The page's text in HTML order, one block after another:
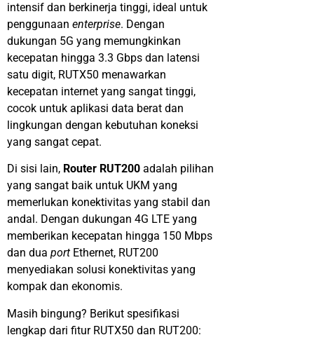
intensif dan berkinerja tinggi, ideal untuk
penggunaan enterprise. Dengan
dukungan 5G yang memungkinkan
kecepatan hingga 3.3 Gbps dan latensi
satu digit, RUTX50 menawarkan
kecepatan internet yang sangat tinggi,
cocok untuk aplikasi data berat dan
lingkungan dengan kebutuhan koneksi
yang sangat cepat.
Di sisi lain, Router RUT200 adalah pilihan
yang sangat baik untuk UKM yang
memerlukan konektivitas yang stabil dan
andal. Dengan dukungan 4G LTE yang
memberikan kecepatan hingga 150 Mbps
dan dua port Ethernet, RUT200
menyediakan solusi konektivitas yang
kompak dan ekonomis.
Masih bingung? Berikut spesifikasi
lengkap dari fitur RUTX50 dan RUT200: